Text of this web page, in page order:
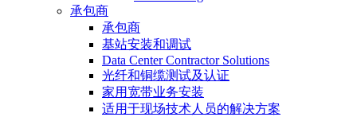
承包商
承包商
基站安装和调试
Data Center Contractor Solutions
光纤和铜缆测试及认证
家用宽带业务安装
适用于现场技术人员的解决方案